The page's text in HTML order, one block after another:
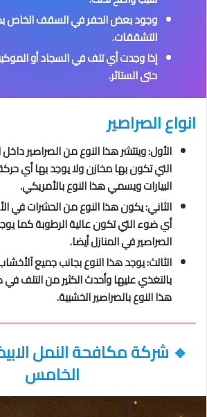
وجود بعض الحفر في السقف الخاص
التشققات.
إذا وجدت أي تلف في السجاد أو
حتى الستائر.
انواع الصراصير
الأول: وينتشر هذا النوع من الصراصير
التي تكون بها مخازن ولا يوجد بها أي
البيارات ويسمي هذا النوع بالأمريكي.
الثاني: يكون هذا النوع من الحشرات في
أي ضوء التي تكون عالية الرطوبة كما
الصراصير في المنازل أيضا.
الثالث: يوجد هذا النوع بجانب جميع
بالتغذي عليها وأحدث الكثير من التلف
هذا النوع بالصراصير الخشبية.
🔹 شركة مكافحة النمل
الخامس